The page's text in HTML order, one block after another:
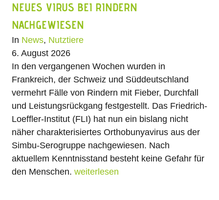
NEUES VIRUS BEI RINDERN
NACHGEWIESEN
In News, Nutztiere
6. August 2026
In den vergangenen Wochen wurden in
Frankreich, der Schweiz und Süddeutschland
vermehrt Fälle von Rindern mit Fieber, Durchfall
und Leistungsrückgang festgestellt. Das Friedrich-
Loeffler-Institut (FLI) hat nun ein bislang nicht
näher charakterisiertes Orthobunyavirus aus der
Simbu-Serogruppe nachgewiesen. Nach
aktuellem Kenntnisstand besteht keine Gefahr für
den Menschen. weiterlesen